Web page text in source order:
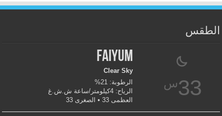
الطقس
33س
Faiyum
Clear Sky
الرطوبة: 21%
الرياح: 4كيلومتر/ساعة ش.ش.غ
العظمى 33 • الصغرى 33